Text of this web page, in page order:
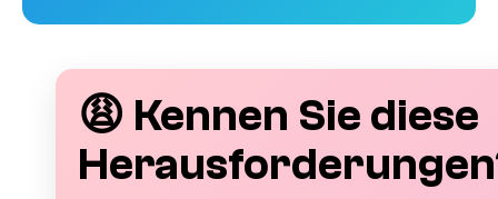
😩 Kennen Sie diese